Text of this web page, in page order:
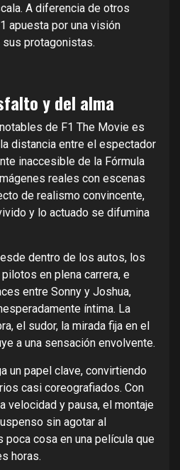
A diferencia de otros
apuesta por una visión
protagonistas.
y del alma
de F1 The Movie es
distancia entre el espectador
inaccesible de la Fórmula
reales con escenas
de realismo convincente,
y lo actuado se difumina
dentro de los autos, los
en plena carrera, e
entre Sonny y Joshua,
íntima. La
el sudor, la mirada fija en el
a una sensación envolvente.
un papel clave, convirtiendo
casi coreografiados. Con
velocidad y pausa, el montaje
sin agotar al
poca cosa en una película que
horas.